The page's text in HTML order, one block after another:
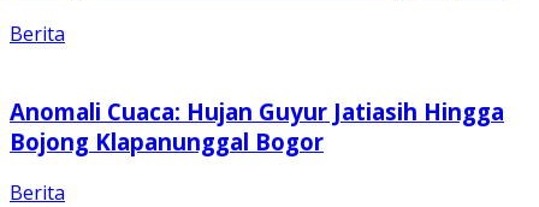
Berita
Anomali Cuaca: Hujan Guyur Jatiasih Hingga
Bojong Klapanunggal Bogor
Berita